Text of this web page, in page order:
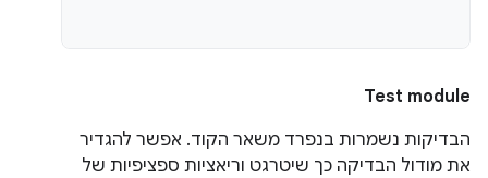
Test module
הבדיקות נשמרות בנפרד משאר הקוד. אפשר להגדיר
את מודול הבדיקה כך שיטרגט וריאציות ספציפיות של